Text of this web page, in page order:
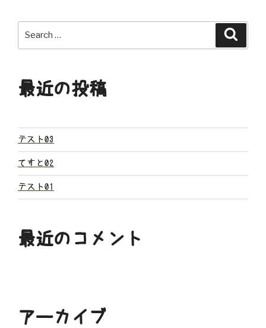
ビ
ゲ
シ
ン
最近の投稿
テスト03
てすと02
テスト01
最近のコメント
アーカイブ